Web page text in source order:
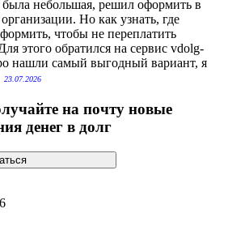
небольшая, решил оформить в
Но как узнать, где
чтобы не переплатить
этого обратился на сервис vdolg-
нашли самый выгодный вариант, я
23.07.2026
на почту новые
денег в долг